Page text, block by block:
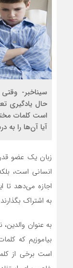
سیناخبر-
حال یادگیری
است کلمات
آیا آن‌ها را به
زبان یک عضو
انسانی است،
اجازه می‌دهد تا
به اشتراک
به عنوان
بیاموزیم که
است برخی از